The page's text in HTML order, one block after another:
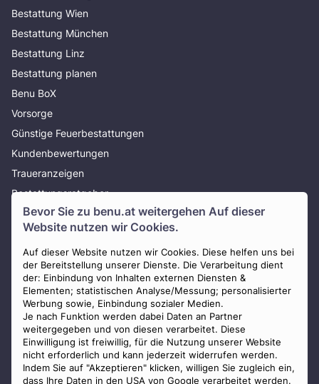
Bevor Sie zu benu.at weitergehen Auf dieser
Website nutzen wir Cookies.
Auf dieser Website nutzen wir Cookies. Diese helfen uns bei
der Bereitstellung unserer Dienste. Die Verarbeitung dient
der: Einbindung von Inhalten externen Diensten &
Elementen; statistischen Analyse/Messung; personalisierter
Werbung sowie, Einbindung sozialer Medien.
Je nach Funktion werden dabei Daten an Partner
weitergegeben und von diesen verarbeitet. Diese
Einwilligung ist freiwillig, für die Nutzung unserer Website
nicht erforderlich und kann jederzeit widerrufen werden.
Indem Sie auf "Akzeptieren" klicken, willigen Sie zugleich ein,
dass Ihre Daten in den USA von Google verarbeitet werden.
Bestattung Wien
Bestattung München
Bestattung Linz
Bestattung planen
Benu BoX
Vorsorge
Günstige Feuerbestattungen
Kundenbewertungen
Traueranzeigen
Bestattungsratgeber
Über uns
Presse
AGB
Impressum
Datenschutz
Widerrufsbelehrung
Zahlungsmöglichkeiten